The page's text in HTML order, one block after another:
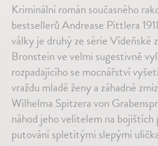
Kriminální román současného
bestsellerů Andrease Pittlera
války je druhý ze série Vídeňské
Bronstein ve velmi sugestivně
rozpadajícího se mocnářství
vraždu mladé ženy a záhadné
Wilhelma Spitzera von
náhod jeho velitelem na
putování spletitými slepými